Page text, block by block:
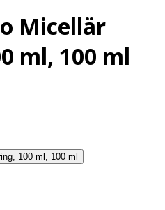
Micellär
ml, 100 ml
100 ml, 100 ml